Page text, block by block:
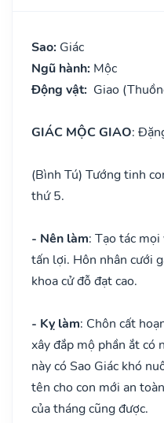
Sao: Giác
Ngũ hành: Mộc
Động vật: Giao
GIÁC MỘC GIAO:
(Bình Tú) Tướng tinh
thứ 5.
- Nên làm: Tạo tác
tấn lợi. Hôn nhân cưới
khoa cử đỗ đạt cao.
- Kỵ làm: Chôn cất
xây đắp mộ phần ắt có
này có Sao Giác khó
tên cho con mới an
của tháng cũng được.